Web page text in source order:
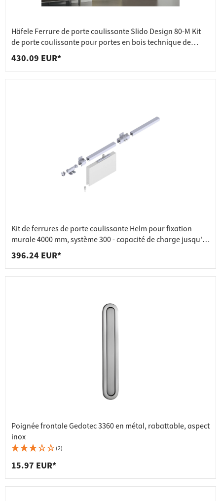
Häfele Ferrure de porte coulissante Slido Design 80-M Kit
de porte coulissante pour portes en bois technique de
roulement invisible, longueur 1100 mm
430.09 EUR*
Kit de ferrures de porte coulissante Helm pour fixation
murale 4000 mm, système 300 - capacité de charge jusqu'à
200 kg
396.24 EUR*
Poignée frontale Gedotec 3360 en métal, rabattable, aspect
inox
(2)
15.97 EUR*